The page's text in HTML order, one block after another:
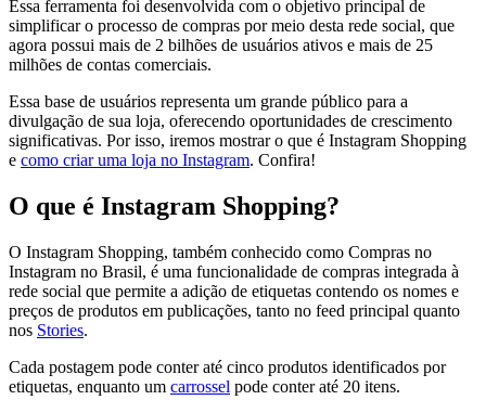
Essa ferramenta foi desenvolvida com o objetivo principal de
simplificar o processo de compras por meio desta rede social, que
agora possui mais de 2 bilhões de usuários ativos e mais de 25
milhões de contas comerciais.
Essa base de usuários representa um grande público para a
divulgação de sua loja, oferecendo oportunidades de crescimento
significativas. Por isso, iremos mostrar o que é Instagram Shopping
e como criar uma loja no Instagram. Confira!
O que é Instagram Shopping?
O Instagram Shopping, também conhecido como Compras no
Instagram no Brasil, é uma funcionalidade de compras integrada à
rede social que permite a adição de etiquetas contendo os nomes e
preços de produtos em publicações, tanto no feed principal quanto
nos Stories.
Cada postagem pode conter até cinco produtos identificados por
etiquetas, enquanto um carrossel pode conter até 20 itens.